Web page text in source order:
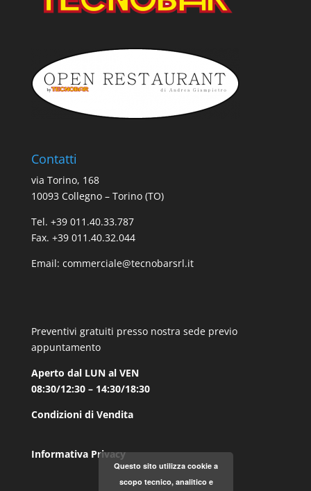
Contatti
via Torino, 168
10093 Collegno – Torino (TO)
Tel. +39 011.40.33.787
Fax. +39 011.40.32.044
Email: commerciale@tecnobarsrl.it
Preventivi gratuiti presso nostra sede previo
appuntamento
Aperto dal LUN al VEN
08:30/12:30 – 14:30/18:30
Condizioni di Vendita
Informativa Privacy
Questo sito utilizza cookie a
scopo tecnico, analitico e